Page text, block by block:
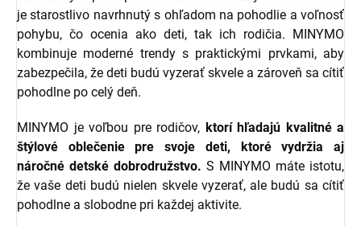
je starostlivo navrhnutý s ohľadom na pohodlie a voľnosť
pohybu, čo ocenia ako deti, tak ich rodičia. MINYMO
kombinuje moderné trendy s praktickými prvkami, aby
zabezpečila, že deti budú vyzerať skvele a zároveň sa cítiť
pohodlne po celý deň.
MINYMO je voľbou pre rodičov, ktorí hľadajú kvalitné a
štýlové oblečenie pre svoje deti, ktoré vydržia aj
náročné detské dobrodružstvo. S MINYMO máte istotu,
že vaše deti budú nielen skvele vyzerať, ale budú sa cítiť
pohodlne a slobodne pri každej aktivite.